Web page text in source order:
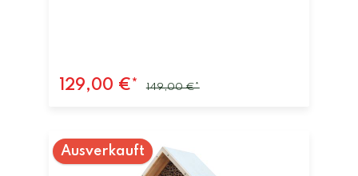
129,00 €* 149,00 €*
Ausverkauft